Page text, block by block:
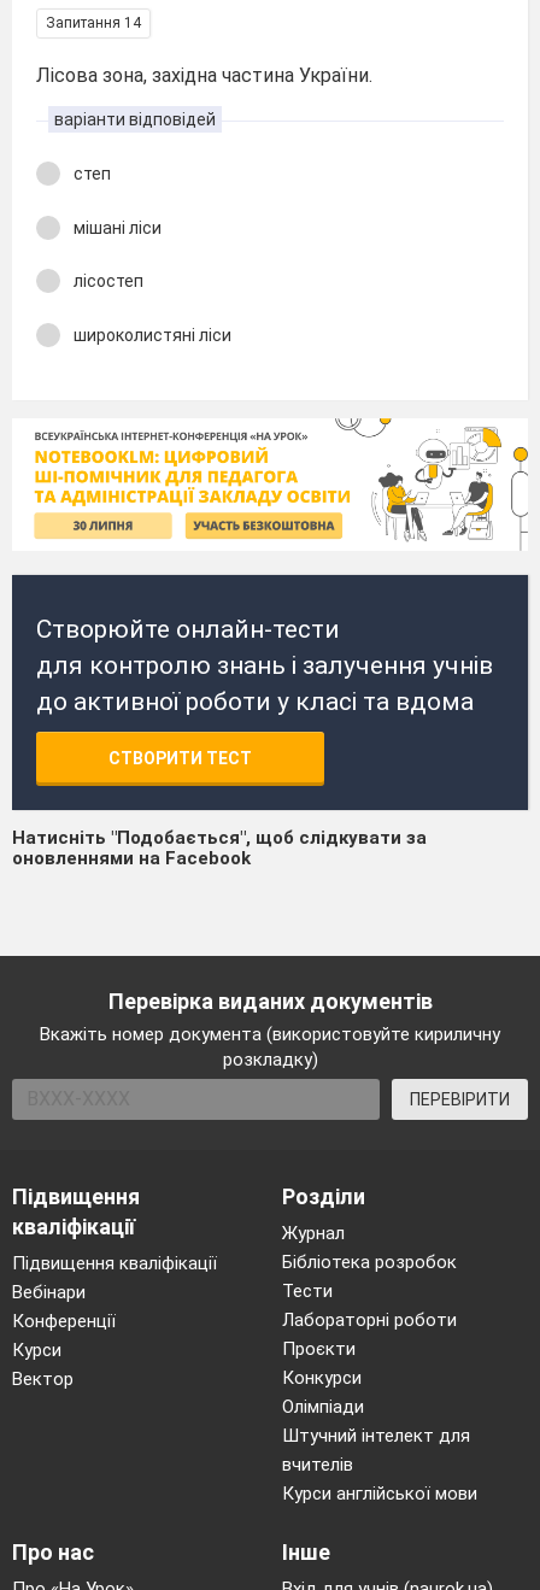
Запитання 14
Лісова зона, західна частина України.
варіанти відповідей
степ
мішані ліси
лісостеп
широколистяні ліси
Створюйте онлайн-тести
для контролю знань і залучення учнів
до активної роботи у класі та вдома
СТВОРИТИ ТЕСТ
Натисніть "Подобається", щоб слідкувати за
оновленнями на Facebook
Перевірка виданих документів
Вкажіть номер документа (використовуйте кириличну
розкладку)
ПЕРЕВІРИТИ
Підвищення
кваліфікації
Підвищення кваліфікації
Вебінари
Конференції
Курси
Вектор
Розділи
Журнал
Бібліотека розробок
Тести
Лабораторні роботи
Проєкти
Конкурси
Олімпіади
Штучний інтелект для
вчителів
Курси англійської мови
Про нас Інше